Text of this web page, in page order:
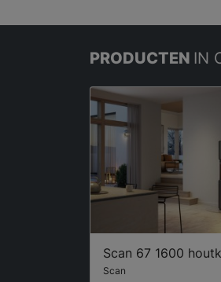
PRODUCTEN IN
Scan 67 1600
Scan